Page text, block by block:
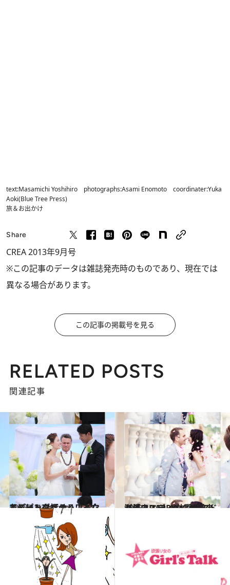
text:Masamichi Yoshihiro photographs:Asami Enomoto coordinater:Yuka
Aoki(Blue Tree Press)
旅＆お出かけ
Share
CREA 2013年9月号
※この記事のデータは雑誌発売時のものであり、現在では
異なる場合があります。
この記事の掲載号を見る
RELATED POSTS
関連記事
2013.12.21
チャートで探せる！あなたにピッタリのハワイウエディング
ライフスタイル 2013.12.17
海外ウエディング経験者が語るHAPPY体験とアドバイス
ライフスタイル